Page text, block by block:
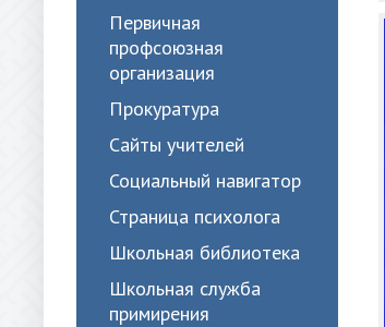
Первичная
профсоюзная
организация
Прокуратура
Сайты учителей
Социальный навигатор
Страница психолога
Школьная библиотека
Школьная служба
примирения